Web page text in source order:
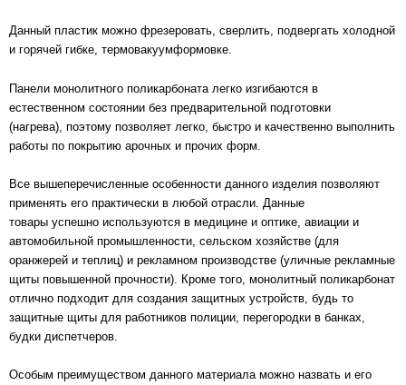
Данный пластик можно фрезеровать, сверлить, подвергать холодной
и горячей гибке, термовакуумформовке.
Панели монолитного поликарбоната легко изгибаются в
естественном состоянии без предварительной подготовки
(нагрева), поэтому позволяет легко, быстро и качественно выполнить
работы по покрытию арочных и прочих форм.
Все вышеперечисленные особенности данного изделия позволяют
применять его практически в любой отрасли. Данные
товары успешно используются в медицине и оптике, авиации и
автомобильной промышленности, сельском хозяйстве (для
оранжерей и теплиц) и рекламном производстве (уличные рекламные
щиты повышенной прочности). Кроме того, монолитный поликарбонат
отлично подходит для создания защитных устройств, будь то
защитные щиты для работников полиции, перегородки в банках,
будки диспетчеров.
Особым преимуществом данного материала можно назвать и его